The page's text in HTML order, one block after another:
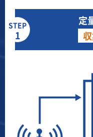
STEP
1
定